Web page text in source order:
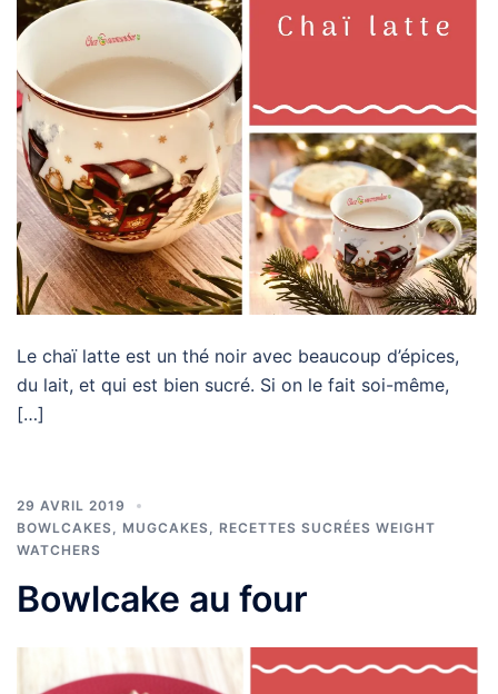
Le chaï latte est un thé noir avec beaucoup d’épices,
du lait, et qui est bien sucré. Si on le fait soi-même,
[…]
29 AVRIL 2019
BOWLCAKES, MUGCAKES
RECETTES SUCRÉES WEIGHT
WATCHERS
Bowlcake au four